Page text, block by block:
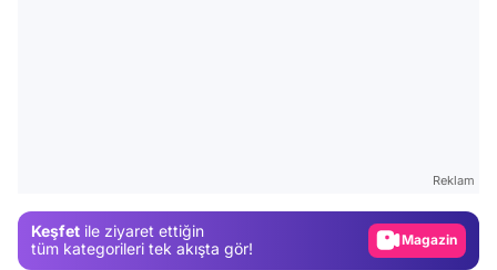
Reklam
Keşfet ile ziyaret ettiğin
tüm kategorileri tek akışta gör!
Magazin